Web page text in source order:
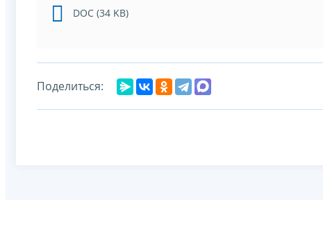
DOC (34 KB)
Поделиться: